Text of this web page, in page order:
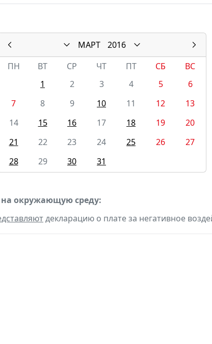
МАРТ
2016
ПН
ВТ СР ЧТ ПТ СБ
ВС
1
2 3 4 5
6
7
8 9 10 11 12
13
14
15 16 17 18 19
20
21
22 23 24 25 26
27
28
29 30 31
на окружающую среду:
декларацию о плате за негативное